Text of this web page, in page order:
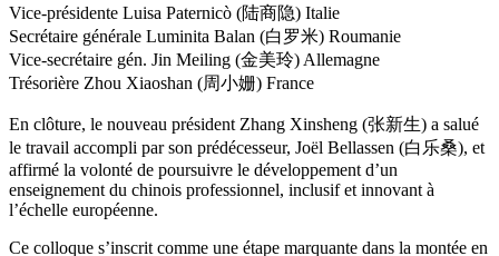
Vice-présidente Luisa Paternicò (陆商隐) Italie
Secrétaire générale Luminita Balan (白罗米) Roumanie
Vice-secrétaire gén. Jin Meiling (金美玲) Allemagne
Trésorière Zhou Xiaoshan (周小姗) France
En clôture, le nouveau président Zhang Xinsheng (张新生) a salué
le travail accompli par son prédécesseur, Joël Bellassen (白乐桑), et
affirmé la volonté de poursuivre le développement d’un
enseignement du chinois professionnel, inclusif et innovant à
l’échelle européenne.
Ce colloque s’inscrit comme une étape marquante dans la montée en